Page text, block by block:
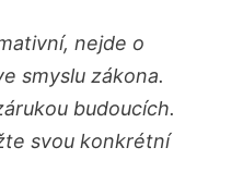
nejde o
smyslu zákona.
budoucích.
svou konkrétní